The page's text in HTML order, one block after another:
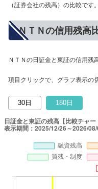
（証券会社の残高）の比較です。
ＮＴＮの信用残高
ＮＴＮの日証金と東証の信用残
項目クリックで、グラフ表示の
30日 180日